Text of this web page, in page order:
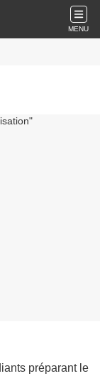
MENU
préparant le